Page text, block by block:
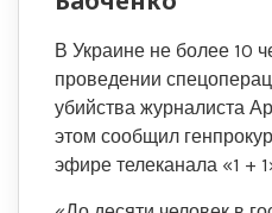
В Украине не более 10
проведении
убийства журналиста
этом сообщил
эфире телеканала «1 +